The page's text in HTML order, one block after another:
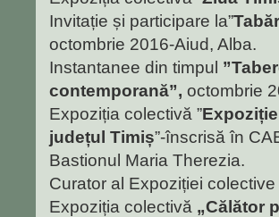
Invitație și participare la”
octombrie 2016-Aiud, Alba.
Instantanee din timpul
contemporană”, octombrie
Expoziția colectivă ”
județul Timiș”-înscrisă în
Bastionul Maria Therezia.
Curator al Expoziției colective
Expoziția colectivă „Călător